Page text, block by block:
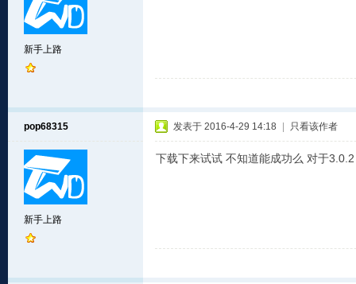
新手上路
pop68315
新手上路
发表于 2016-4-29 14:18 只看该作者
下载下来试试 不知道能成功么 对于3.0.2